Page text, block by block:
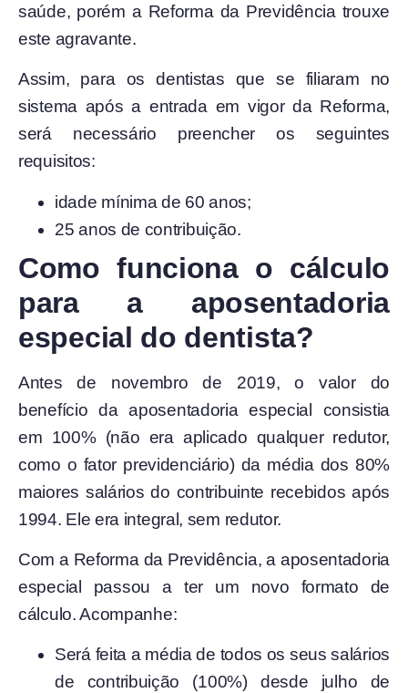
saúde, porém a Reforma da Previdência trouxe
este agravante.
Assim, para os dentistas que se filiaram no
sistema após a entrada em vigor da Reforma,
será necessário preencher os seguintes
requisitos:
idade mínima de 60 anos;
25 anos de contribuição.
Como funciona o cálculo
para a aposentadoria
especial do dentista?
Antes de novembro de 2019, o valor do
benefício da aposentadoria especial consistia
em 100% (não era aplicado qualquer redutor,
como o fator previdenciário) da média dos 80%
maiores salários do contribuinte recebidos após
1994. Ele era integral, sem redutor.
Com a Reforma da Previdência, a aposentadoria
especial passou a ter um novo formato de
cálculo. Acompanhe:
Será feita a média de todos os seus salários
de contribuição (100%) desde julho de